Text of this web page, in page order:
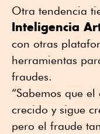
Otra tendencia
Inteligencia
con otras
herramientas
fraudes.
“Sabemos que
crecido y sigue
pero el fraude